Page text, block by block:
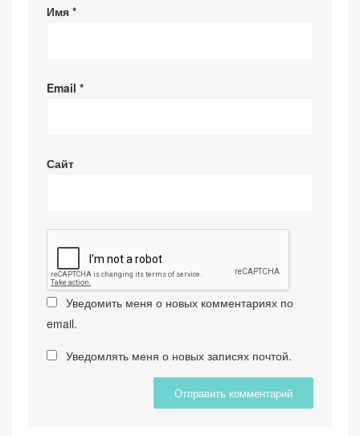
Имя *
Email *
Сайт
Уведомить меня о новых комментариях по
email.
Уведомлять меня о новых записях почтой.